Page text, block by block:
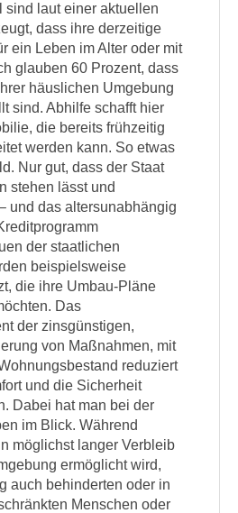
sind laut einer aktuellen
dass ihre derzeitige
ein Leben im Alter oder mit
glauben 60 Prozent, dass
häuslichen Umgebung
sind. Abhilfe schafft hier
die bereits frühzeitig
werden kann. So etwas
Nur gut, dass der Staat
stehen lässt und
und das altersunabhängig
der staatlichen
beispielsweise
die ihre Umbau-Pläne
Das
der zinsgünstigen,
von Maßnahmen, mit
reduziert
und die Sicherheit
Dabei hat man bei der
im Blick. Während
möglichst langer Verbleib
ermöglicht wird,
auch behinderten oder in
Menschen oder